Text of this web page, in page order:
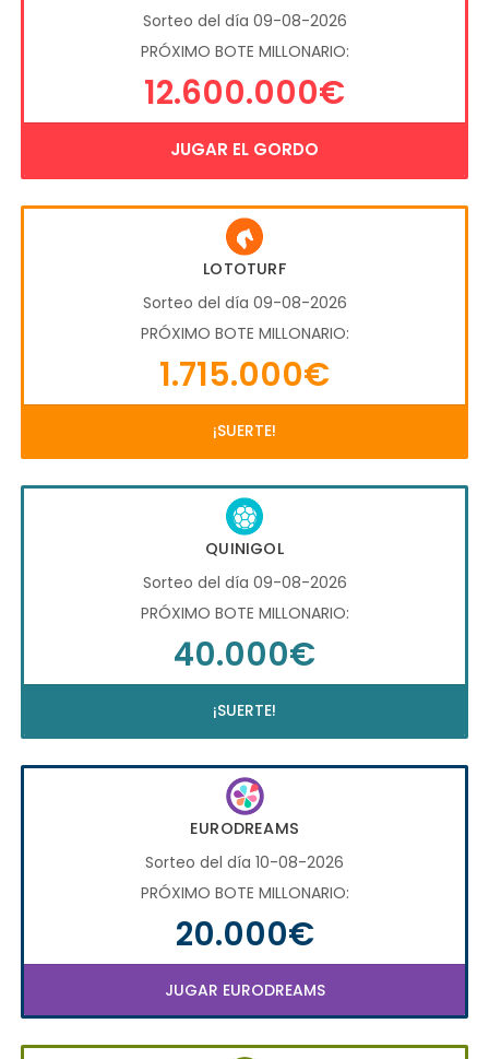
Sorteo del día 09-08-2026
PRÓXIMO BOTE MILLONARIO:
12.600.000€
JUGAR EL GORDO
LOTOTURF
Sorteo del día 09-08-2026
PRÓXIMO BOTE MILLONARIO:
1.715.000€
¡SUERTE!
QUINIGOL
Sorteo del día 09-08-2026
PRÓXIMO BOTE MILLONARIO:
40.000€
¡SUERTE!
EURODREAMS
Sorteo del día 10-08-2026
PRÓXIMO BOTE MILLONARIO:
20.000€
JUGAR EURODREAMS